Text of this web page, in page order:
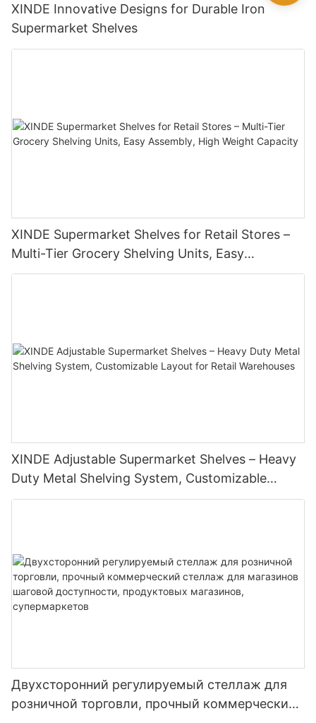
XINDE Innovative Designs for Durable Iron
Supermarket Shelves
XINDE Supermarket Shelves for Retail Stores –
Multi-Tier Grocery Shelving Units, Easy
Assembly, High Weight Capacity
XINDE Adjustable Supermarket Shelves – Heavy
Duty Metal Shelving System, Customizable
Layout for Retail <000000> Warehouses
Двухсторонний регулируемый стеллаж для
розничной торговли, прочный коммерческий